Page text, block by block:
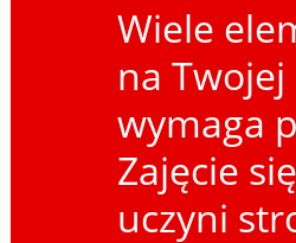
Wiele
na
wymaga
Zajęcie
uczyni